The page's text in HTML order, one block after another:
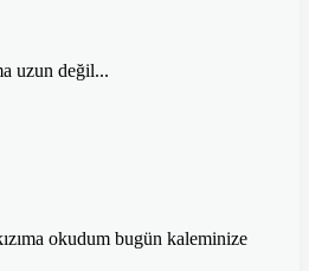
uzun değil...
okudum bugün kaleminize